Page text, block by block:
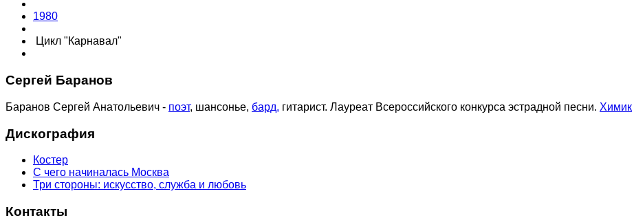
1980
Цикл "Карнавал"
Сергей Баранов
Баранов Сергей Анатольевич - поэт, шансонье, бард, гитарист. Лауреат Всероссийского конкурса эстрадной песни. Химик
Дискография
Костер
С чего начиналась Москва
Три стороны: искусство, служба и любовь
Контакты